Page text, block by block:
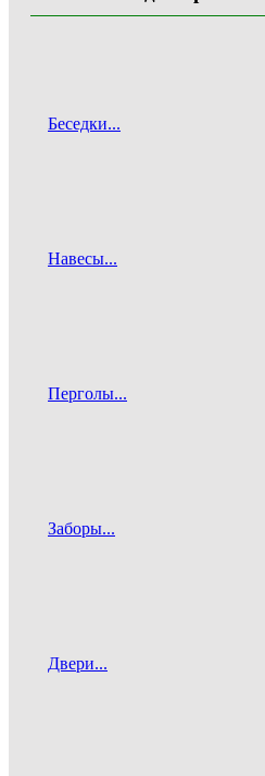
Беседки...
Навесы...
Перголы...
Заборы...
Двери...